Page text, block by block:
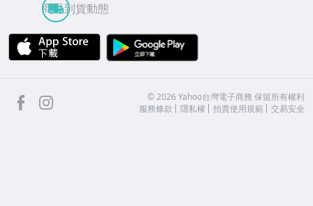
商品到貨動態
APP Store
facebook ©2026 Yahoo台灣電子商務 保留所有權利
服務條款
隱私權 拍賣使用規範 交易安全